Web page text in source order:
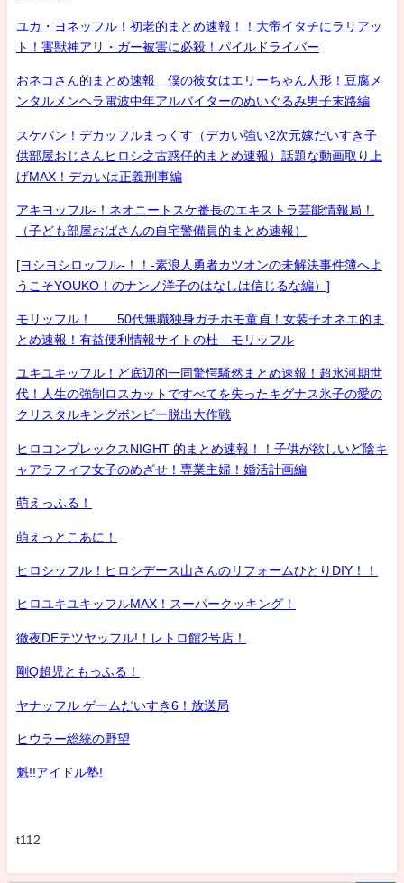
ユカ・ヨネッフル！初老的まとめ速報！！大帝イタチにラリアッ
ト！害獣神アリ・ガー被害に必殺！パイルドライバー
おネコさん的まとめ速報 僕の彼女はエリーちゃん人形！豆腐メ
ンタルメンヘラ電波中年アルバイターのぬいぐるみ男子末路編
スケバン！デカッフルまっくす（デカい強い2次元嫁だいすき子
供部屋おじさんヒロシ之古惑仔的まとめ速報）話題な動画取り上
げMAX！デカいは正義刑事編
アキヨッフル-！ネオニートスケ番長のエキストラ芸能情報局！
（子ども部屋おばさんの自宅警備員的まとめ速報）
[ヨシヨシロッフル-！！-素浪人勇者カツオンの未解決事件簿へよ
うこそYOUKO！のナンノ洋子のはなしは信じるな編）]
モリッフル！ 50代無職独身ガチホモ童貞！女装子オネエ的ま
とめ速報！有益便利情報サイトの杜 モリッフル
ユキユキッフル！ど底辺的一同驚愕騒然まとめ速報！超氷河期世
代！人生の強制ロスカットですべてを失ったキグナス氷子の愛の
クリスタルキングボンビー脱出大作戦
ヒロコンプレックスNIGHT 的まとめ速報！！子供が欲しいど陰キ
ャアラフィフ女子のめざせ！専業主婦！婚活計画編
萌えっふる！
萌えっとこあに！
ヒロシッフル！ヒロシデース山さんのリフォームひとりDIY！！
ヒロユキユキッフルMAX！スーパークッキング！
徹夜DEテツヤッフル!！レトロ館2号店！
剛Q超児ともっふる！
ヤナッフル ゲームだいすき6！放送局
ヒウラー総統の野望
魁!!アイドル塾!
t112